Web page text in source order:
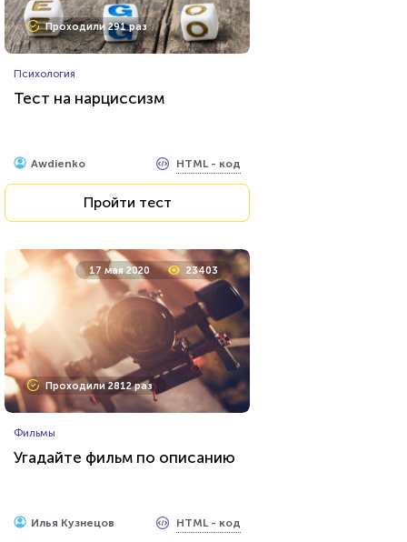
Проходили 291 раз
Психология
Тест на нарциссизм
Awdienko HTML - код
Пройти тест
17 мая 2020 23403
Проходили 2812 раз
Фильмы
Угадайте фильм по описанию
Илья Кузнецов HTML - код